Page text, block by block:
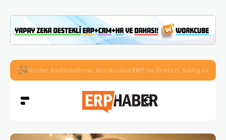
Dijitalleşmek İçin Neden All-in-One ERP Sistemleri